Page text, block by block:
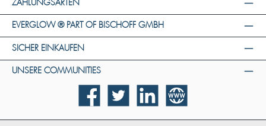
ZAHLUNGSARTEN
EVERGLOW ® PART OF BISCHOFF GMBH
SICHER EINKAUFEN
UNSERE COMMUNITIES
FacebookTwitter LinkedIn Website